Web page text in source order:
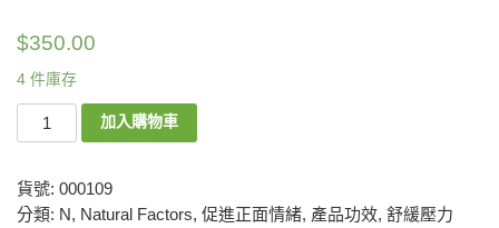
$350.00
4 件庫存
加入購物車
貨號: 000109
分類: N, Natural Factors, 促進正面情緒, 產品功效, 舒緩壓力